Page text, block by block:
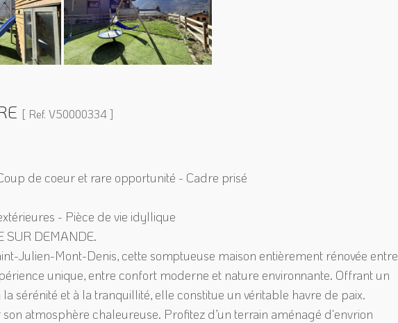
[ Ref. V50000334 ]
de coeur et rare opportunité - Cadre prisé
- Pièce de vie idyllique
SUR DEMANDE.
Julien-Mont-Denis, cette somptueuse maison entièrement rénovée entre
unique, entre confort moderne et nature environnante. Offrant un
sérénité et à la tranquillité, elle constitue un véritable havre de paix.
atmosphère chaleureuse. Profitez d’un terrain aménagé d'envrion